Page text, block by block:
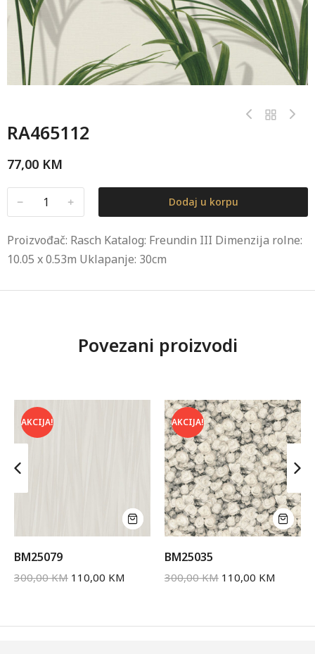
RA465112
77,00 KM
﹣ ﹢ Dodaj u korpu
Proizvođač: Rasch Katalog: Freundin III Dimenzija rolne:
10.05 x 0.53m Uklapanje: 30cm
Povezani proizvodi
AKCIJA!
BM25079
300,00KM 110,00 KM
AKCIJA!
BM25035
300,00KM 110,00 KM